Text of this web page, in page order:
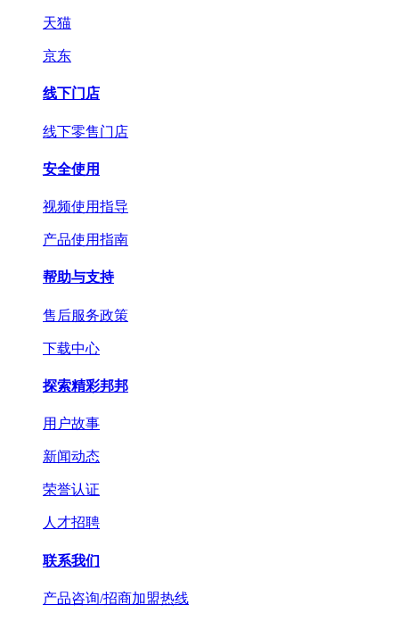
天猫
京东
线下门店
线下零售门店
安全使用
视频使用指导
产品使用指南
帮助与支持
售后服务政策
下载中心
探索精彩邦邦
用户故事
新闻动态
荣誉认证
人才招聘
联系我们
产品咨询/招商加盟热线